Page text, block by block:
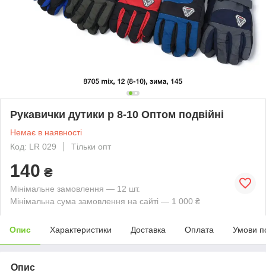
Рукавички дутики р 8-10 Оптом подвійні
Немає в наявності
Код: LR 029
Тільки опт
140 ₴
Мінімальне замовлення — 12 шт.
Мінімальна сума замовлення на сайті — 1 000 ₴
Опис Характеристики Доставка Оплата Умови
Опис